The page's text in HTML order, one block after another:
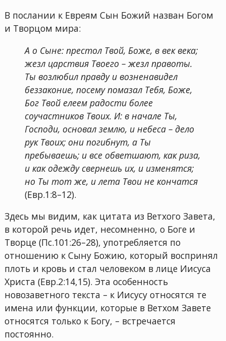
В послании к Евреям Сын Божий назван Богом
и Творцом мира:
А о Сыне: престол Твой, Боже, в век века;
жезл царствия Твоего – жезл правоты.
Ты возлюбил правду и возненавидел
беззаконие, посему помазал Тебя, Боже,
Бог Твой елеем радости более
соучастников Твоих. И: в начале Ты,
Господи, основал землю, и небеса – дело
рук Твоих; они погибнут, а Ты
пребываешь; и все обветшают, как риза,
и как одежду свернешь их, и изменятся;
но Ты тот же, и лета Твои не кончатся
(Евр.1:8–12).
Здесь мы видим, как цитата из Ветхого Завета,
в которой речь идет, несомненно, о Боге и
Творце (Пс.101:26–28), употребляется по
отношению к Сыну Божию, который воспринял
плоть и кровь и стал человеком в лице Иисуса
Христа (Евр.2:14,15). Эта особенность
новозаветного текста – к Иисусу относятся те
имена или функции, которые в Ветхом Завете
относятся только к Богу, – встречается
постоянно.